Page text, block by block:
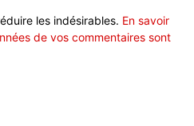
les indésirables. En savoir
de vos commentaires sont